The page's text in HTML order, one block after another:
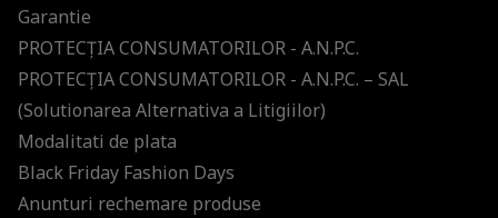
Garantie
PROTECŢIA CONSUMATORILOR - A.N.P.C.
PROTECŢIA CONSUMATORILOR - A.N.P.C. – SAL
(Solutionarea Alternativa a Litigiilor)
Modalitati de plata
Black Friday Fashion Days
Anunturi rechemare produse